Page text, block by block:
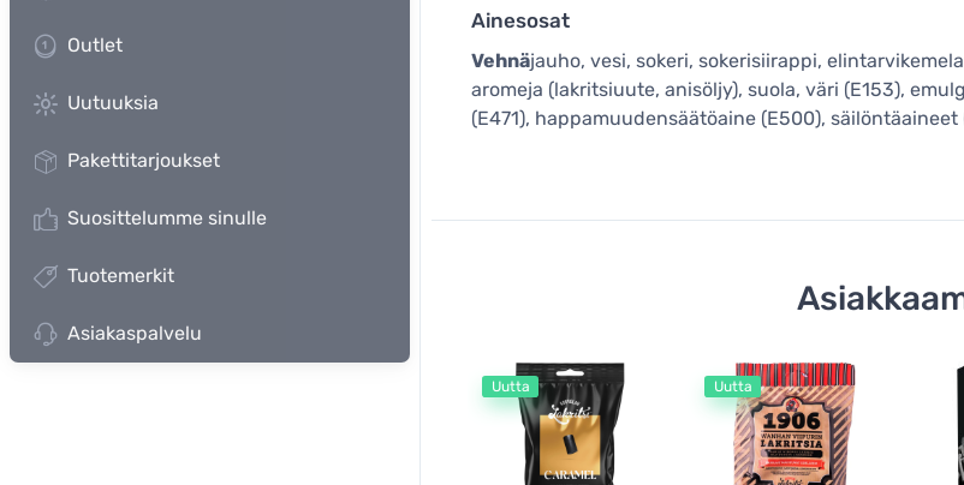
Outlet
Uutuuksia
Pakettitarjoukset
Suosittelumme sinulle
Tuotemerkit
Asiakaspalvelu
Ainesosat
Vehnäjauho, vesi, sokeri, sokerisiirappi,
aromeja (lakritsiuute, anisöljy), suola, väri (E153),
(E471), happamuudensäätöaine (E500), säilöntäaineet
Uutta Uutta